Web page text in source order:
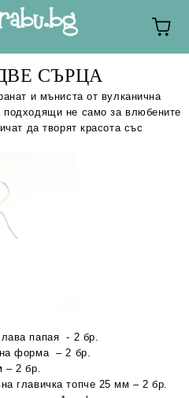
СЪРЦА
и мъниста от вулканична
подходящи не само за влюбените
да творят красота със
папая - 2 бр.
форма – 2 бр.
– 2 бр.
главичка топче 25 мм – 2 бр.